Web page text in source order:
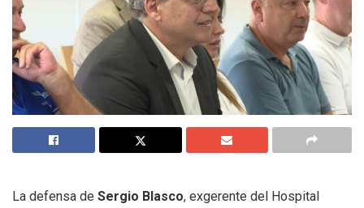
La defensa de Sergio Blasco, exgerente del Hospital